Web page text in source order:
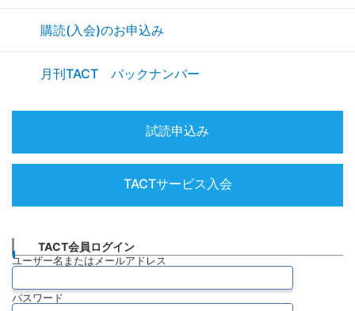
購読(入会)のお申込み
月刊TACT バックナンバー
試読申込み
TACTサービス入会
TACT会員ログイン
ユーザー名またはメールアドレス
パスワード